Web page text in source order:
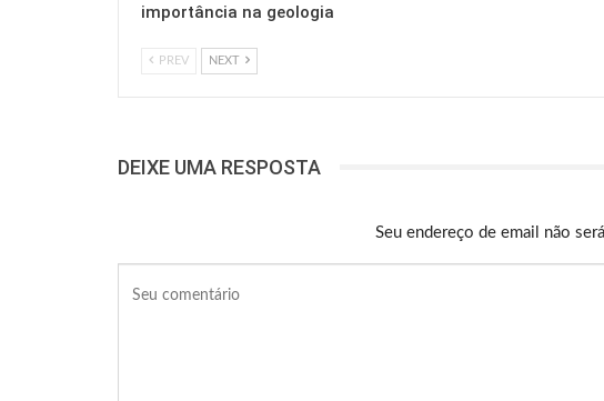
importância na geologia
PREV NEXT
DEIXE UMA RESPOSTA
Seu endereço de email não